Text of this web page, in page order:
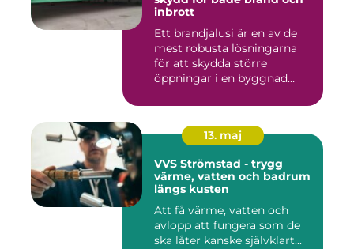
inbrott
Ett brandjalusi är en av de
mest robusta lösningarna
för att skydda större
öppningar i en byggnad
13. maj
VVS Strömstad - trygg
värme, vatten och badrum
längs kusten
Att få värme, vatten och
avlopp att fungera som de
ska låter kanske självklart...